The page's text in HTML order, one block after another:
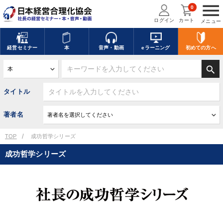
menu
メニュー
ログイン カート
0
経営セミナー 本 音声・動画 eラーニング 初めての方へ
search
タイトル
著者名
TOP 成功哲学シリーズ
成功哲学シリーズ